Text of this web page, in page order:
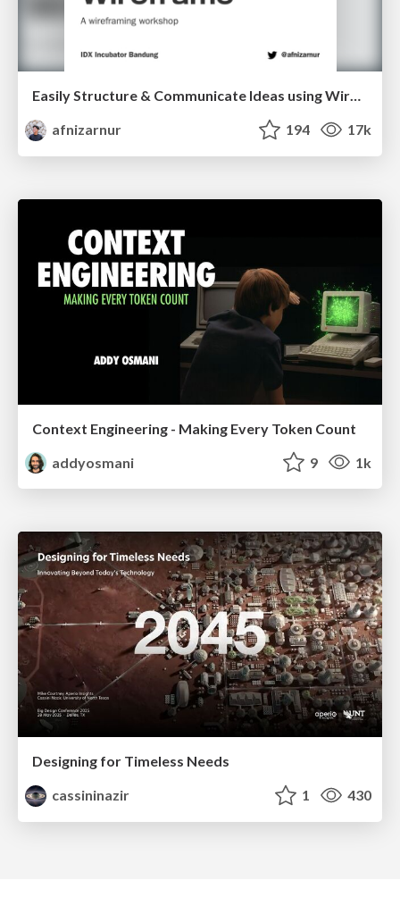
Easily Structure & Communicate Ideas using Wireframe
afnizarnur
194 17k
Context Engineering - Making Every Token Count
addyosmani
9 1k
Designing for Timeless Needs
cassininazir
1 430